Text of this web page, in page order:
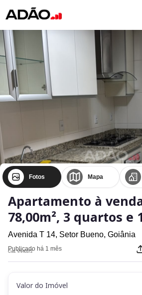
Fotos Mapa
Apartamento à
78,00m², 3 quartos e
Avenida T 14, Setor Bueno, Goiânia
Publicado há 1 mês
Cod. VN40372
Valor do Imóvel